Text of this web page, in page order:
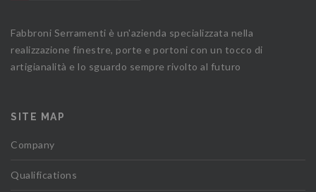
Fabbroni Serramenti è un'azienda specializzata nella
realizzazione finestre, porte e portoni con un tocco di
artigianalità e lo sguardo sempre rivolto al futuro
SITE MAP
Company
Qualifications